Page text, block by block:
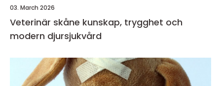
03. March 2026
Veterinär skåne kunskap, trygghet och
modern djursjukvård